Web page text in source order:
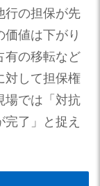
行の担保が先
値は下がり
有の移転など
対して担保権
場では「対抗
了」と捉え